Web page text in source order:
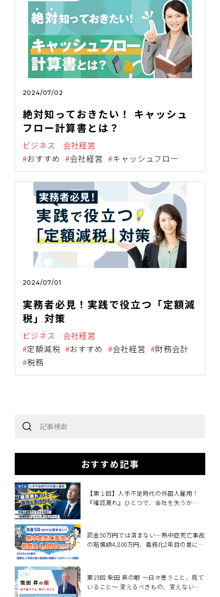
2024/07/02
絶対知っておきたい！ キャッシュ
フロー計算書とは？
ビジネス
会社経営
おすすめ
会社経営 キャッシュフロー
2024/07/01
実務者必見！実践で役立つ「定額減
税」対策
ビジネス
会社経営
定額減税
おすすめ 会社経営
財務会計
税務
おすすめ記事
【第１回】人手不足時代の外国人雇用！
『確認漏れ』ひとつで、会社を失うか
罰金50万円では済まない―熱中症死亡事故
の賠償額4,800万円、義務化2年目の夏に経
第19回 柴田 昇の眼 ～日々思うこと、見て
いること～ 変えるべきもの、変えないも